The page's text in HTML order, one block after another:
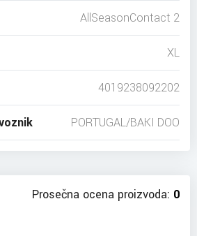
AllSeasonContact 2
XL
4019238092202
PORTUGAL/BAKI DOO
Prosečna ocena proizvoda: 0